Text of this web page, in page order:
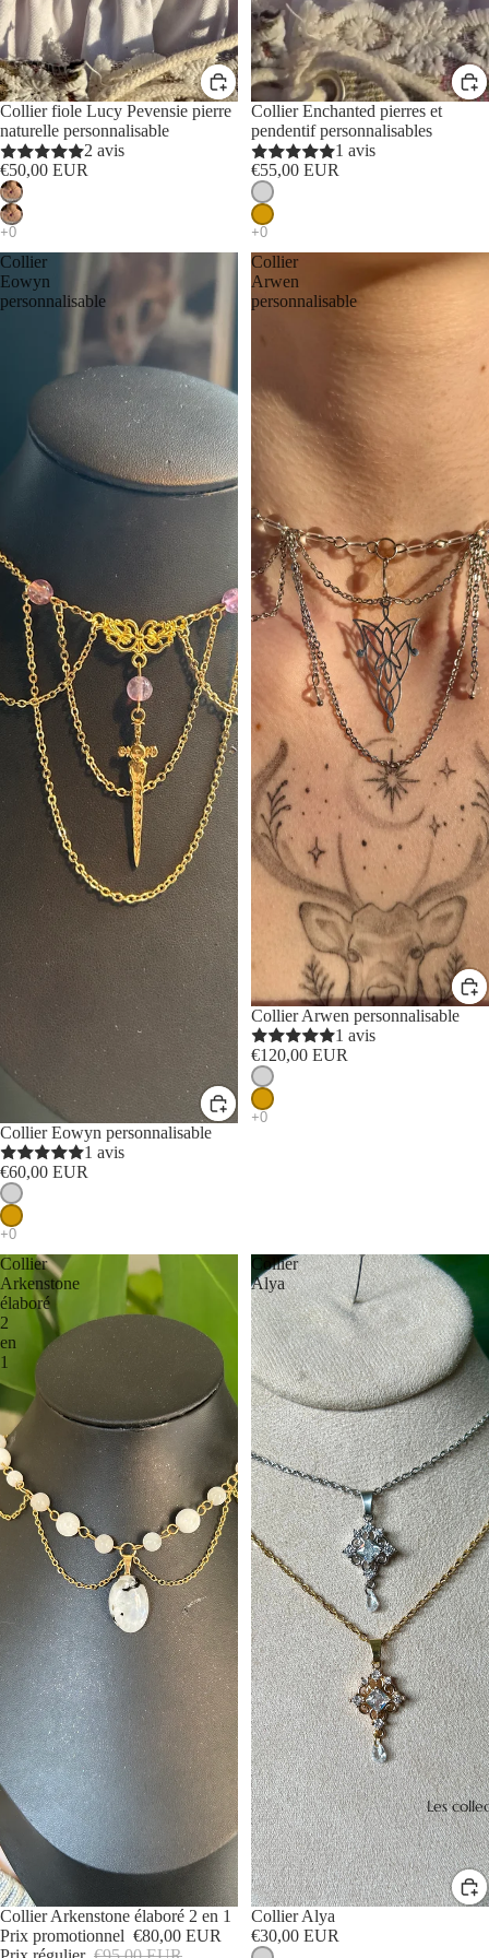
Les
Collier fiole Lucy Pevensie pierre
naturelle personnalisable
2 avis
€50,00 EUR
Collier Enchanted pierres et
pendentif personnalisables
1 avis
€55,00 EUR
Collier
Eowyn
personnalisable
Collier Eowyn personnalisable
1 avis
€60,00 EUR
Collier
Arwen
personnalisable
Collier Arwen personnalisable
1 avis
€120,00 EUR
Collier
Arkenstone
élaboré
2
en
1
PROMOTION
Collier Arkenstone élaboré 2 en 1
Prix promotionnel €80,00 EUR
Collier
Alya
Collier Alya
€30,00 EUR